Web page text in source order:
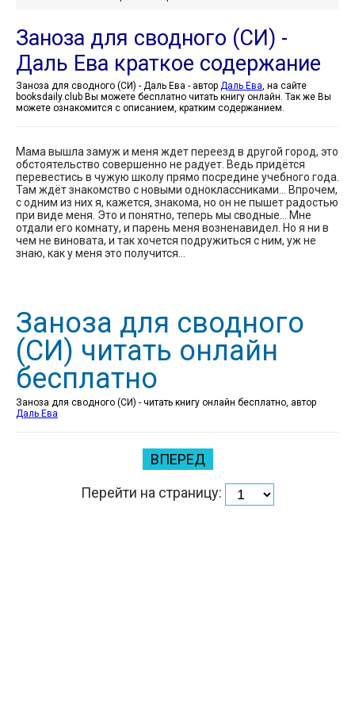
Заноза для сводного (СИ) -
Даль Ева краткое содержание
Заноза для сводного (СИ) - Даль Ева - автор Даль Ева , на сайте
booksdaily.club Вы можете бесплатно читать книгу онлайн. Так же Вы
можете ознакомится с описанием, кратким содержанием.
Мама вышла замуж и меня ждет переезд в другой город, это
обстоятельство совершенно не радует. Ведь придётся
перевестись в чужую школу прямо посредине учебного года.
Там ждёт знакомство с новыми одноклассниками… Впрочем,
с одним из них я, кажется, знакома, но он не пышет радостью
при виде меня. Это и понятно, теперь мы сводные… Мне
отдали его комнату, и парень меня возненавидел. Но я ни в
чем не виновата, и так хочется подружиться с ним, уж не
знаю, как у меня это получится…
Заноза для сводного
(СИ) читать онлайн
бесплатно
Заноза для сводного (СИ) - читать книгу онлайн бесплатно, автор
Даль Ева
ВПЕРЕД
Перейти на страницу: